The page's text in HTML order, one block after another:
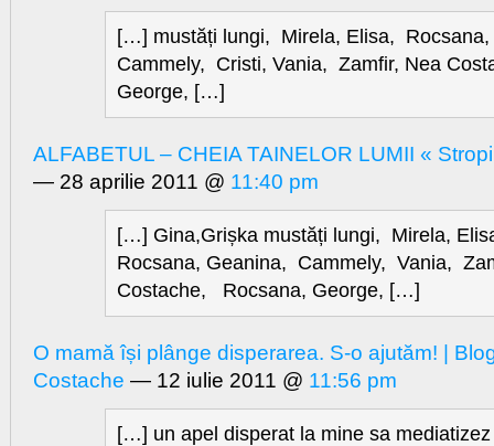
[…] mustăți lungi, Mirela, Elisa,
Cammely, Cristi, Vania, Zamfir, Nea
George, […]
ALFABETUL – CHEIA TAINELOR LUMII «
— 28 aprilie 2011 @ 11:40 pm
[…] Gina,Grișka mustăți lungi, Mirela,
Rocsana, Geanina, Cammely, Vania,
Costache, Rocsana, George, […]
O mamă își plânge disperarea. S-o ajutăm! |
Costache — 12 iulie 2011 @ 11:56 pm
[…] un apel disperat la mine sa